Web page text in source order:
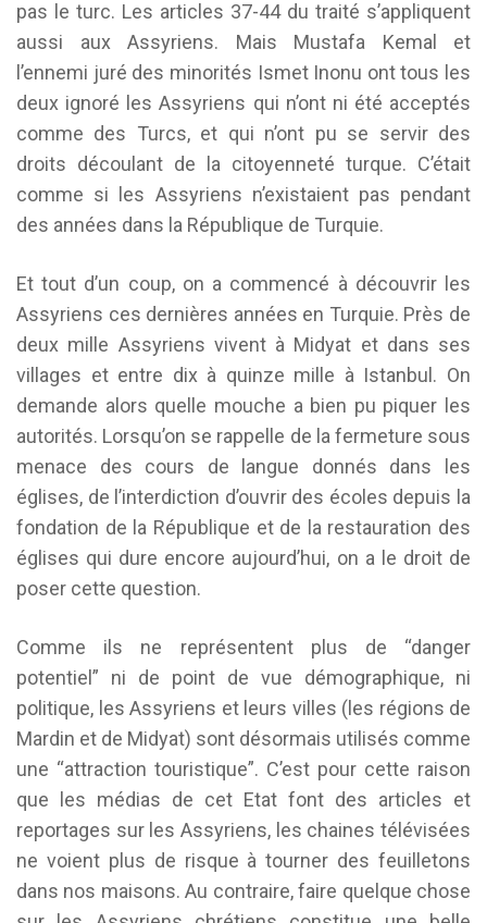
pas le turc. Les articles 37-44 du traité s’appliquent
aussi aux Assyriens. Mais Mustafa Kemal et
l’ennemi juré des minorités Ismet Inonu ont tous les
deux ignoré les Assyriens qui n’ont ni été acceptés
comme des Turcs, et qui n’ont pu se servir des
droits découlant de la citoyenneté turque. C’était
comme si les Assyriens n’existaient pas pendant
des années dans la République de Turquie.
Et tout d’un coup, on a commencé à découvrir les
Assyriens ces dernières années en Turquie. Près de
deux mille Assyriens vivent à Midyat et dans ses
villages et entre dix à quinze mille à Istanbul. On
demande alors quelle mouche a bien pu piquer les
autorités. Lorsqu’on se rappelle de la fermeture sous
menace des cours de langue donnés dans les
églises, de l’interdiction d’ouvrir des écoles depuis la
fondation de la République et de la restauration des
églises qui dure encore aujourd’hui, on a le droit de
poser cette question.
Comme ils ne représentent plus de “danger
potentiel” ni de point de vue démographique, ni
politique, les Assyriens et leurs villes (les régions de
Mardin et de Midyat) sont désormais utilisés comme
une “attraction touristique”. C’est pour cette raison
que les médias de cet Etat font des articles et
reportages sur les Assyriens, les chaines télévisées
ne voient plus de risque à tourner des feuilletons
dans nos maisons. Au contraire, faire quelque chose